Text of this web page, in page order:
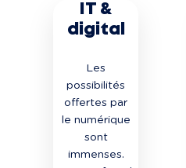
IT &
digital
Les
possibilités
offertes par
le numérique
sont
immenses.